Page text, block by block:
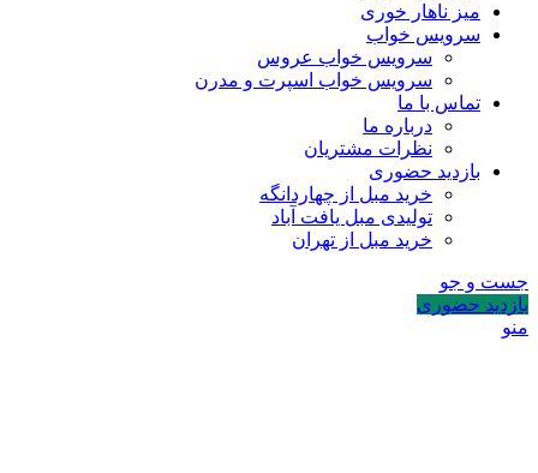
میز ناهار خوری
سرویس خواب
سرویس خواب عروس
سرویس خواب اسپرت و مدرن
تماس با ما
درباره ما
نظرات مشتریان
بازدید حضوری
خرید مبل از چهاردانگه
تولیدی مبل یافت آباد
خرید مبل از تهران
جست و جو
بازدید حضوری
منو